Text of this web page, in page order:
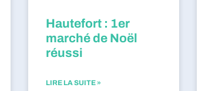
Hautefort : 1er
marché de Noël
réussi
LIRE LA SUITE »